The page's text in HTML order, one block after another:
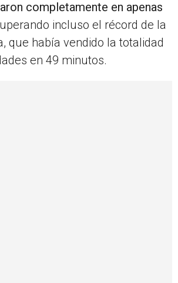
completamente en apenas
incluso el récord de la
que había vendido la totalidad
en 49 minutos.